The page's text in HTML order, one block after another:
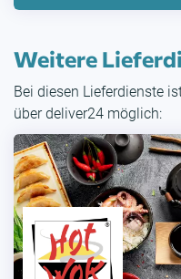
Weitere
Bei diesen Lieferdienste
über deliver24 möglich: